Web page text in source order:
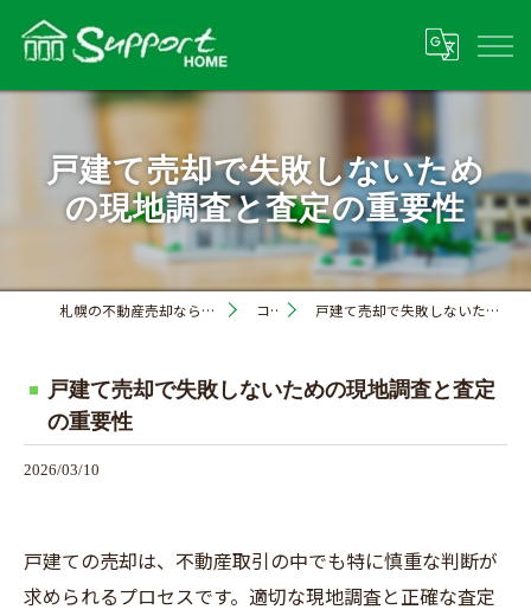
戸建て売却で失敗しないため
の現地調査と査定の重要性
札幌の不動産売却なら株式会社サポートホーム コラム 戸建て売却で失敗しないための現地調査と査定の重要性
戸建て売却で失敗しないための現地調査と査定
の重要性
2026/03/10
戸建ての売却は、不動産取引の中でも特に慎重な判断が
求められるプロセスです。適切な現地調査と正確な査定